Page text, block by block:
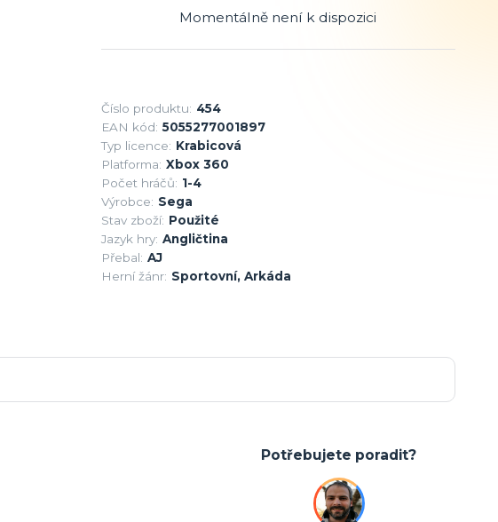
Momentálně není k dispozici
Číslo produktu: 454
EAN kód: 5055277001897
Typ licence: Krabicová
Platforma: Xbox 360
Počet hráčů: 1-4
Výrobce: Sega
Stav zboží: Použité
Jazyk hry: Angličtina
Přebal: AJ
Herní žánr: Sportovní, Arkáda
Potřebujete poradit?